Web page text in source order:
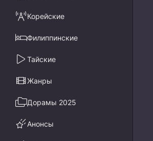
Корейские
Филиппинские
Тайские
Жанры
Дорамы 2025
Анонсы